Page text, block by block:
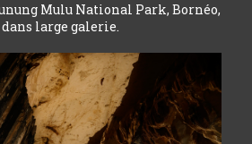
Mulu National Park, Bornéo,
large galerie.